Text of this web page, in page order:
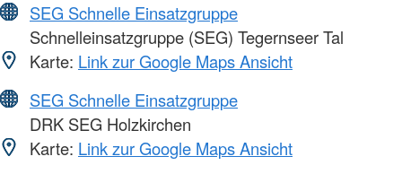
SEG Schnelle Einsatzgruppe
Schnelleinsatzgruppe (SEG) Tegernseer Tal
Karte: Link zur Google Maps Ansicht
SEG Schnelle Einsatzgruppe
DRK SEG Holzkirchen
Karte: Link zur Google Maps Ansicht